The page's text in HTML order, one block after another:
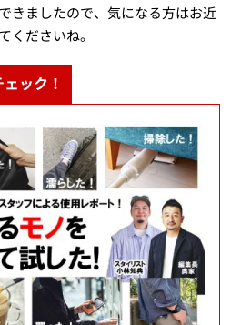
きましたので、気になる方はお近
くださいね。
ック！